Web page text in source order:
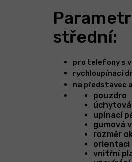
střední:
pro telefony s
rychloupínací
na představec
pouzdro
upínací
gumová
rozměr
orientaci
vnitřní